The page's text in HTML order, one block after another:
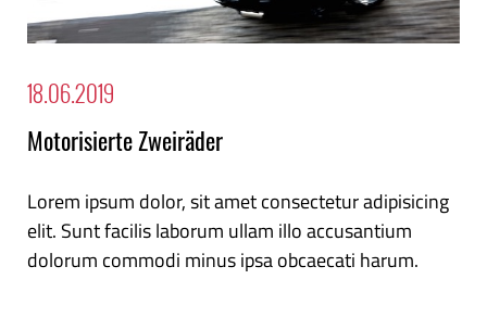
18.06.2019
Motorisierte Zweiräder
Lorem ipsum dolor, sit amet consectetur adipisicing
elit. Sunt facilis laborum ullam illo accusantium
dolorum commodi minus ipsa obcaecati harum.